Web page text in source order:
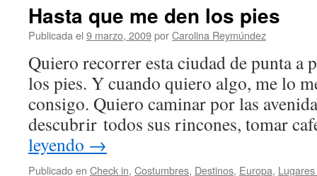
Hasta que me den los pies
Publicada el 9 marzo, 2009porCarolina Reymúndez
Quiero recorrer esta ciudad de punta a
los pies. Y cuando quiero algo, me lo
consigo. Quiero caminar por las
descubrir todos sus rincones, tomar
leyendo →
Publicado en Check in, Costumbres, Destinos, Europa,